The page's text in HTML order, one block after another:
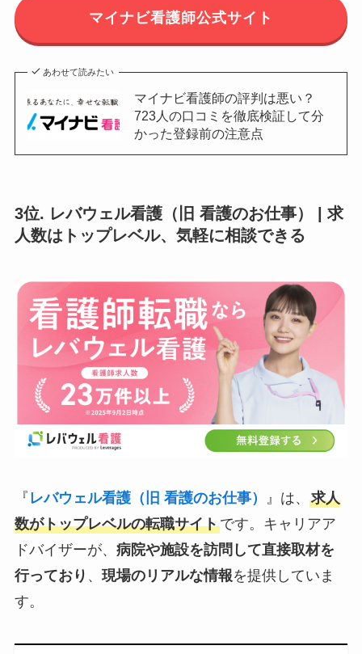
マイナビ看護師公式サイト
あわせて読みたい
マイナビ看護師の評判は悪い？
723人の口コミを徹底検証して分
かった登録前の注意点
3位. レバウェル看護（旧 看護のお仕事） | 求
人数はトップレベル、気軽に相談できる
『 レバウェル看護（旧 看護のお仕事） 』は、 求人
数がトップレベルの転職サイトです。キャリアア
ドバイザーが、 病院や施設を訪問して直接取材を
行っており 、 現場のリアルな情報を提供していま
す。